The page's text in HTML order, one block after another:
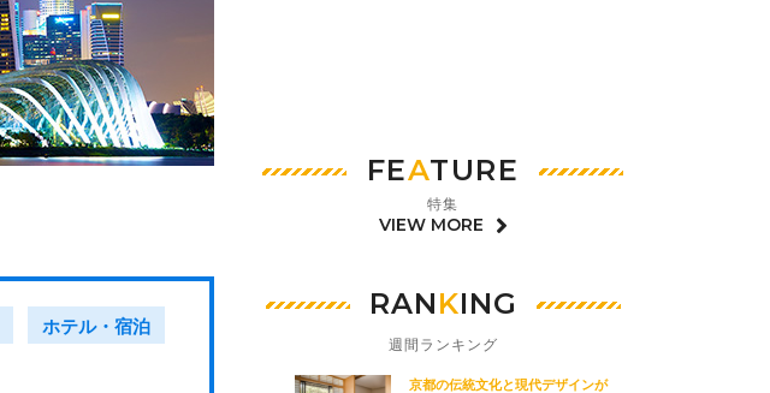
ホテル・宿泊
FEATURE
特集
VIEW MORE
RANKING
週間ランキング
京都の伝統文化と現代デザインが